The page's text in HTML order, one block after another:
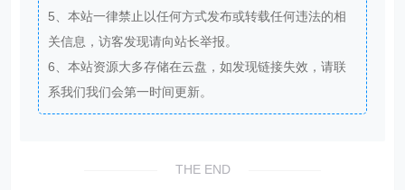
5、本站一律禁止以任何方式发布或转载任何违法的相
关信息，访客发现请向站长举报。
6、本站资源大多存储在云盘，如发现链接失效，请联
系我们我们会第一时间更新。
THE END